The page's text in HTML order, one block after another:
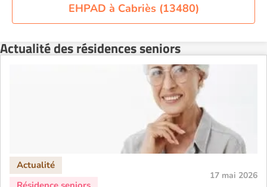
Résidence senior à la location Orléans
Résidence senior à la location Perpignan
Résidence senior à la location Reims
Résidence senior à la location Rennes
Résidence senior à la location Strasbourg
Résidence senior à la location Toulouse
EHPAD à Cabriès (13480)
Actualité des résidences seniors
17 mai 2026